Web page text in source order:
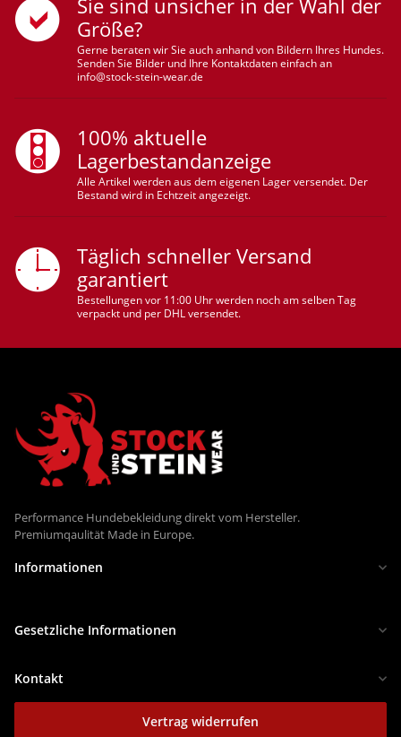
Sie sind unsicher in der Wahl der
Größe?
Gerne beraten wir Sie auch anhand von Bildern Ihres Hundes.
Senden Sie Bilder und Ihre Kontaktdaten einfach an
info@stock-stein-wear.de
100% aktuelle
Lagerbestandanzeige
Alle Artikel werden aus dem eigenen Lager versendet. Der
Bestand wird in Echtzeit angezeigt.
Täglich schneller Versand
garantiert
Bestellungen vor 11:00 Uhr werden noch am selben Tag
verpackt und per DHL versendet.
Performance Hundebekleidung direkt vom Hersteller.
Premiumqaulität Made in Europe.
Informationen
Gesetzliche Informationen
Kontakt
Vertrag widerrufen